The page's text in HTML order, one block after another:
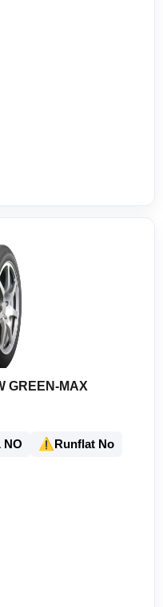
GREEN-MAX
NO ⚠️Runflat No